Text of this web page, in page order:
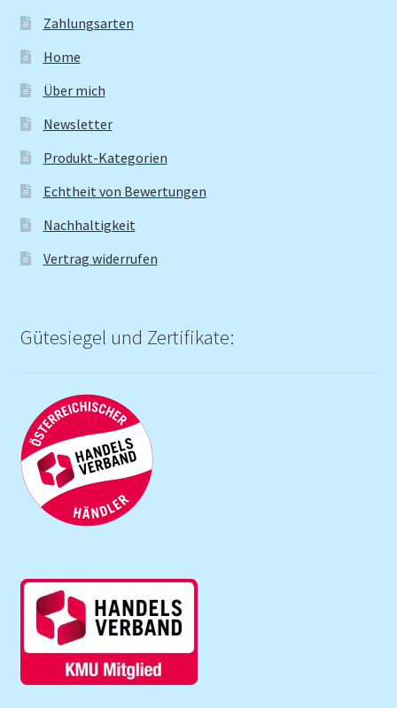
Zahlungsarten
Home
Über mich
Newsletter
Produkt-Kategorien
Echtheit von Bewertungen
Nachhaltigkeit
Vertrag widerrufen
Gütesiegel und Zertifikate: